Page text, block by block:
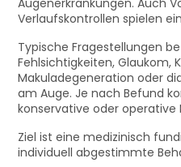
Verlaufskontrollen spielen
Typische Fragestellungen
Fehlsichtigkeiten, Glaukom,
Makuladegeneration oder
am Auge. Je nach Befund
konservative oder operative
Ziel ist eine medizinisch
individuell abgestimmte